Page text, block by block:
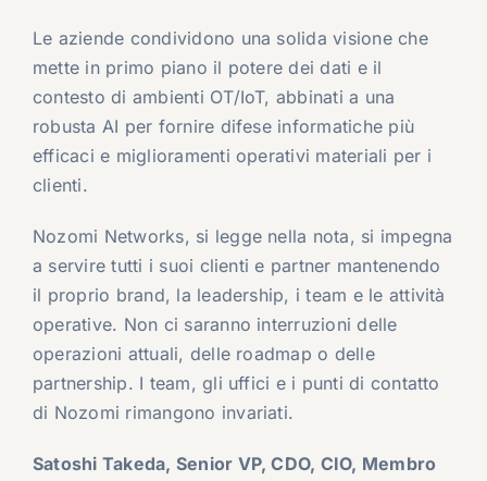
Le aziende condividono una solida visione che
mette in primo piano il potere dei dati e il
contesto di ambienti OT/IoT, abbinati a una
robusta AI per fornire difese informatiche più
efficaci e miglioramenti operativi materiali per i
clienti.
Nozomi Networks, si legge nella nota, si impegna
a servire tutti i suoi clienti e partner mantenendo
il proprio brand, la leadership, i team e le attività
operative. Non ci saranno interruzioni delle
operazioni attuali, delle roadmap o delle
partnership. I team, gli uffici e i punti di contatto
di Nozomi rimangono invariati.
Satoshi Takeda, Senior VP, CDO, CIO, Membro